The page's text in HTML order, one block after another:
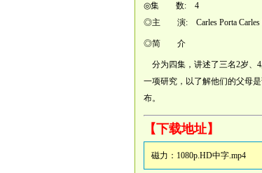
◎集 数: 4
◎主 演: Carles Porta Carles
◎简 介
分为四集，讲述了三名2岁、
一项研究，以了解他们的父母
布。
【下载地址】
磁力： 1080p.HD中字.mp4